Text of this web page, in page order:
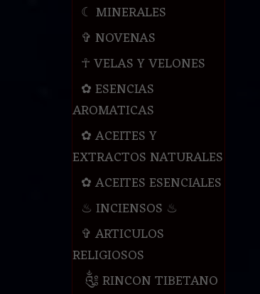
☾ MINERALES
✞ NOVENAS
☥ VELAS Y VELONES
✿ ESENCIAS
AROMATICAS
✿ ACEITES Y
EXTRACTOS NATURALES
✿ ACEITES ESENCIALES
♨ INCIENSOS ♨
✞ ARTICULOS
RELIGIOSOS
༃ RINCON TIBETANO